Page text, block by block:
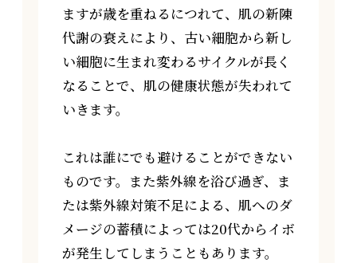
ますが歳を重ねるにつれて、肌の新陳
代謝の衰えにより、古い細胞から新し
い細胞に生まれ変わるサイクルが長く
なることで、肌の健康状態が失われて
いきます。
これは誰にでも避けることができない
ものです。また紫外線を浴び過ぎ、ま
たは紫外線対策不足による、肌へのダ
メージの蓄積によっては20代からイボ
が発生してしまうこともあります。